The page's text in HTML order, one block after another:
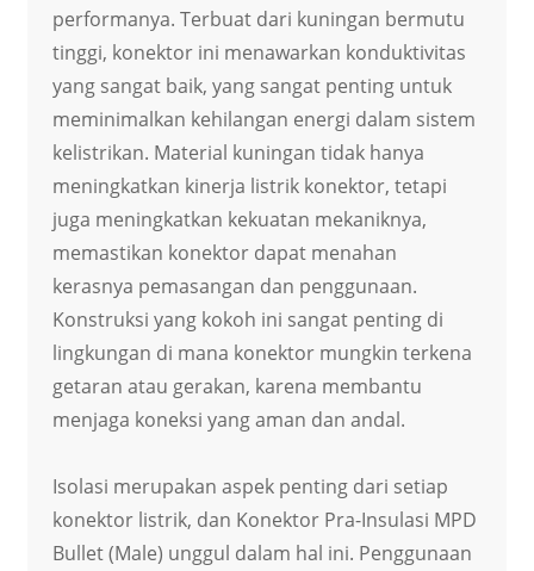
performanya. Terbuat dari kuningan bermutu
tinggi, konektor ini menawarkan konduktivitas
yang sangat baik, yang sangat penting untuk
meminimalkan kehilangan energi dalam sistem
kelistrikan. Material kuningan tidak hanya
meningkatkan kinerja listrik konektor, tetapi
juga meningkatkan kekuatan mekaniknya,
memastikan konektor dapat menahan
kerasnya pemasangan dan penggunaan.
Konstruksi yang kokoh ini sangat penting di
lingkungan di mana konektor mungkin terkena
getaran atau gerakan, karena membantu
menjaga koneksi yang aman dan andal.
Isolasi merupakan aspek penting dari setiap
konektor listrik, dan Konektor Pra-Insulasi MPD
Bullet (Male) unggul dalam hal ini. Penggunaan